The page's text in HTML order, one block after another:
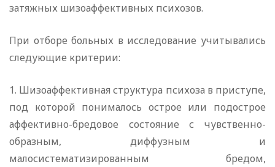
затяжных шизоаффективных психозов.
При отборе больных в исследование учитывались
следующие критерии:
1. Шизоаффективная структура психоза в приступе,
под которой понималось острое или подострое
аффективно-бредовое состояние с чувственно-
образным, диффузным и
малосистематизированным бредом,